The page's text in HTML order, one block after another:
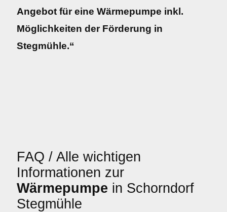
Angebot für eine Wärmepumpe inkl.
Möglichkeiten der Förderung in
Stegmühle.“
FAQ / Alle wichtigen
Informationen zur
Wärmepumpe in Schorndorf
Stegmühle